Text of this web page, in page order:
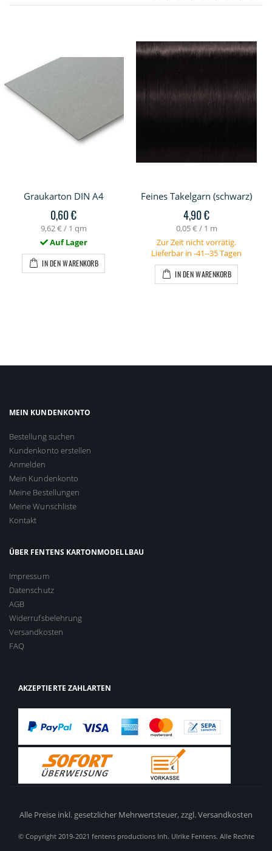
Graukarton DIN A4
0,60 €
9,62 € / 1 qm
Auf Lager
IN DEN WARENKORB
Feines Takelgarn (schwarz)
4,90 €
0,05 € / 1 m
Zur Zeit nicht vorrätig.
Lieferbar in -41--35 Tagen
IN DEN WARENKORB
MEIN KUNDENKONTO
Bestellung suchen
Kundenkonto erstellen
Anmelden
Mein Kundenkonto
Meine Bestellungen
Meine Wunschliste
Kontakt
ÜBER FENTENS KARTONMODELLBAU
Impressum
Datenschutz
AGB
Widerrufsbelehrung
Versandkosten
FAQ
AKZEPTIERTE ZAHLARTEN
Alle Preise inkl. gesetzlicher Mehrwertsteuer,zzgl. Versandkosten
© Copyright 2019-2021 fentens productions Inh. Ulrike Fentens. Alle Rechte